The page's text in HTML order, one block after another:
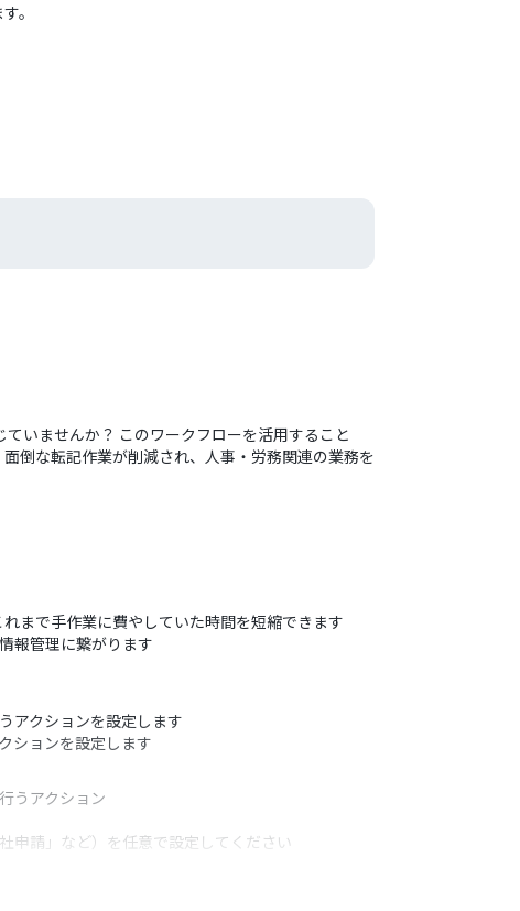
。
いませんか？ このワークフローを活用すること
倒な転記作業が削減され、人事・労務関連の業務を
まで手作業に費やしていた時間を短縮できます
報管理に繋がります
アクションを設定します
ションを設定します
うアクション
申請」など）を任意で設定してください